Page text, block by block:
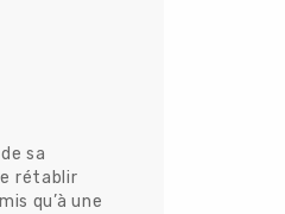
sa
rétablir
qu’à une